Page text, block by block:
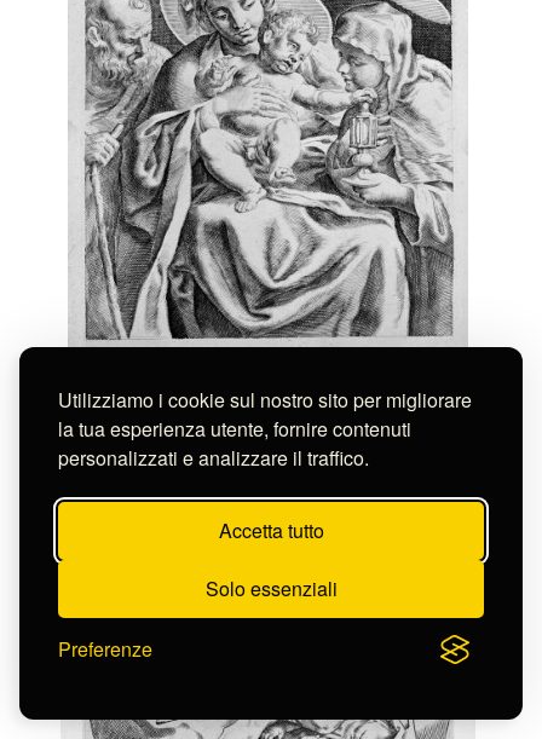
Utilizziamo i cookie sul nostro sito per migliorare
la tua esperienza utente, fornire contenuti
personalizzati e analizzare il traffico.
Accetta tutto
Solo essenziali
Preferenze
SACRA FAMIGLIA CON S. CHIARA